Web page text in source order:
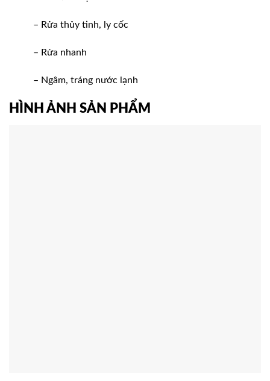
– Rửa thủy tinh, ly cốc
– Rửa nhanh
– Ngâm, tráng nước lạnh
HÌNH ẢNH SẢN PHẨM